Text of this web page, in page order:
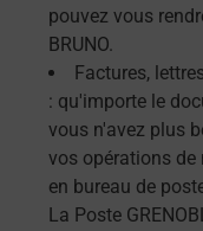
pouvez vous
BRUNO.
Factures,
: qu'importe le
vous n'avez plus
vos opérations
en bureau de
La Poste